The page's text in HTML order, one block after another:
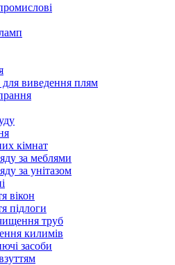
для виведення плям
кімнат
за меблями
за унітазом
вікон
підлоги
труб
килимів
засоби